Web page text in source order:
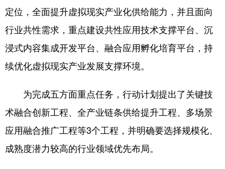
定位，全面提升虚拟现实产业化供给能力，并且面向
行业共性需求，重点建设共性应用技术支撑平台、沉
浸式内容集成开发平台、融合应用孵化培育平台，持
续优化虚拟现实产业发展支撑环境。
为完成五方面重点任务，行动计划提出了关键技
术融合创新工程、全产业链条供给提升工程、多场景
应用融合推广工程等3个工程，并明确要选择规模化、
成熟度潜力较高的行业领域优先布局。